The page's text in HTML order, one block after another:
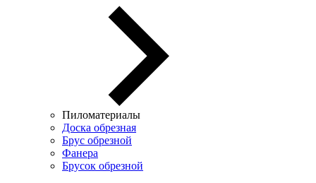
Пиломатериалы
Доска обрезная
Брус обрезной
Фанера
Брусок обрезной